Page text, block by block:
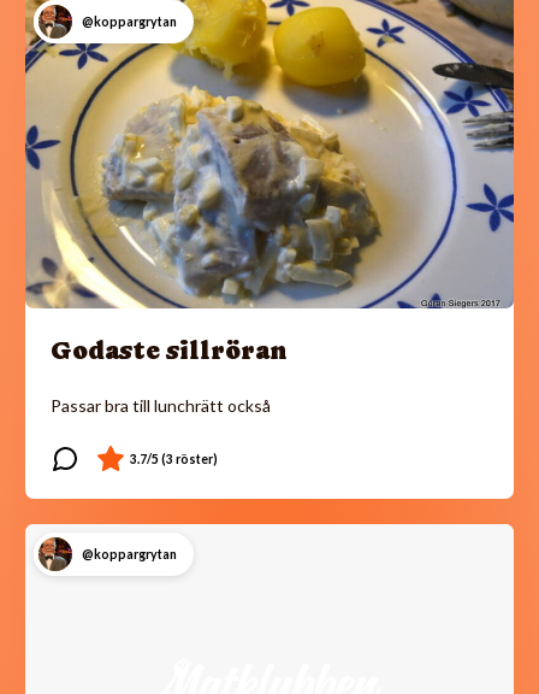
@koppargrytan
Godaste sillröran
Passar bra till lunchrätt också
@koppargrytan